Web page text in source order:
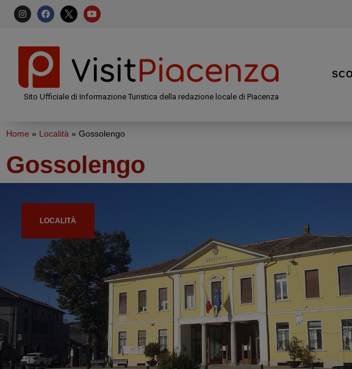
Sito Ufficiale di Informazione Turistica della redazione locale di Piacenza
Home » Località » Gossolengo
Gossolengo
LOCALITÀ